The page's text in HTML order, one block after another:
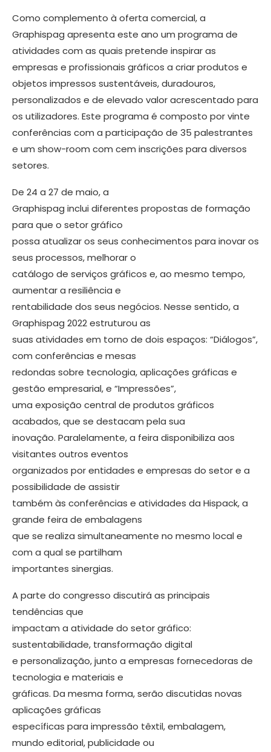
Como complemento à oferta comercial, a
Graphispag apresenta este ano um programa de
atividades com as quais pretende inspirar as
empresas e profissionais gráficos a criar produtos e
objetos impressos sustentáveis, duradouros,
personalizados e de elevado valor acrescentado para
os utilizadores. Este programa é composto por vinte
conferências com a participação de 35 palestrantes
e um show-room com cem inscrições para diversos
setores.
De 24 a 27 de maio, a
Graphispag inclui diferentes propostas de formação
para que o setor gráfico
possa atualizar os seus conhecimentos para inovar os
seus processos, melhorar o
catálogo de serviços gráficos e, ao mesmo tempo,
aumentar a resiliência e
rentabilidade dos seus negócios. Nesse sentido, a
Graphispag 2022 estruturou as
suas atividades em torno de dois espaços: “Diálogos”,
com conferências e mesas
redondas sobre tecnologia, aplicações gráficas e
gestão empresarial, e “Impressões”,
uma exposição central de produtos gráficos
acabados, que se destacam pela sua
inovação. Paralelamente, a feira disponibiliza aos
visitantes outros eventos
organizados por entidades e empresas do setor e a
possibilidade de assistir
também às conferências e atividades da Hispack, a
grande feira de embalagens
que se realiza simultaneamente no mesmo local e
com a qual se partilham
importantes sinergias.
A parte do congresso discutirá as principais
tendências que
impactam a atividade do setor gráfico:
sustentabilidade, transformação digital
e personalização, junto a empresas fornecedoras de
tecnologia e materiais e
gráficas. Da mesma forma, serão discutidas novas
aplicações gráficas
específicas para impressão têxtil, embalagem,
mundo editorial, publicidade ou